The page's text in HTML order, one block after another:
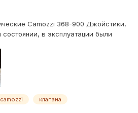
Camozzi 368-900 Джойстики,
в эксплуатации были
для двухконтурной пневмы,
Телефон +79511131666, Пересыл
camozzi клапана